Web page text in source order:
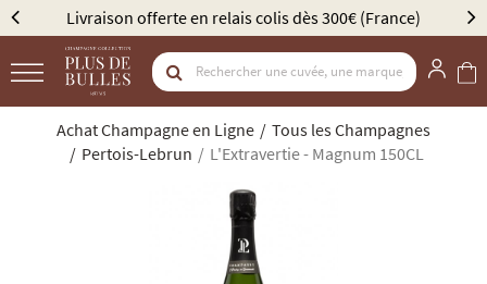
en relais colis dès 300€ (France) Élu Meilleur
Achat Champagne en Ligne
Tous les Champagnes
Pertois-Lebrun
L'Extravertie - Magnum 150CL